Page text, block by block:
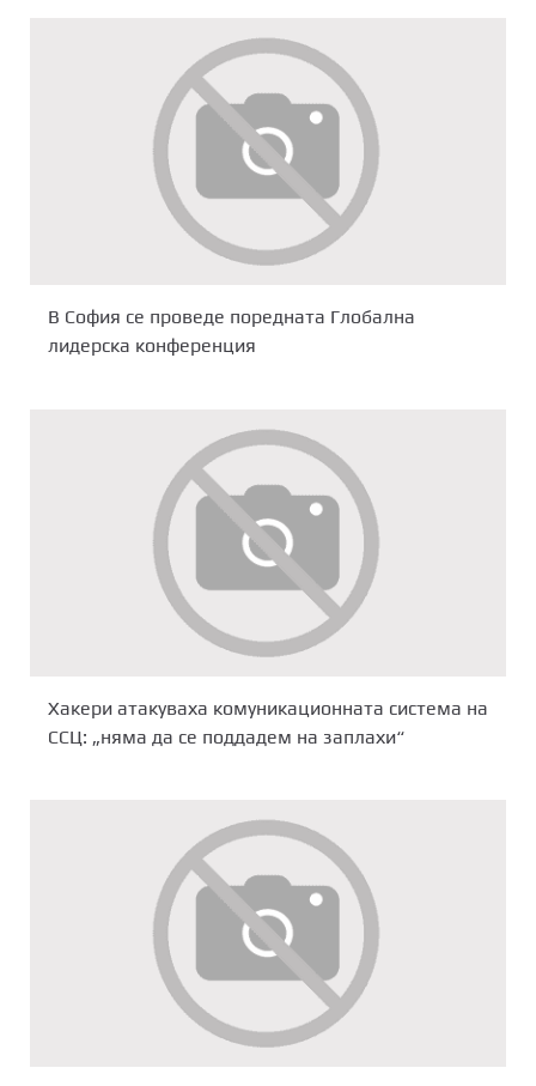
В София се проведе поредната Глобална
лидерска конференция
Хакери атакуваха комуникационната система на
ССЦ: „няма да се поддадем на заплахи“